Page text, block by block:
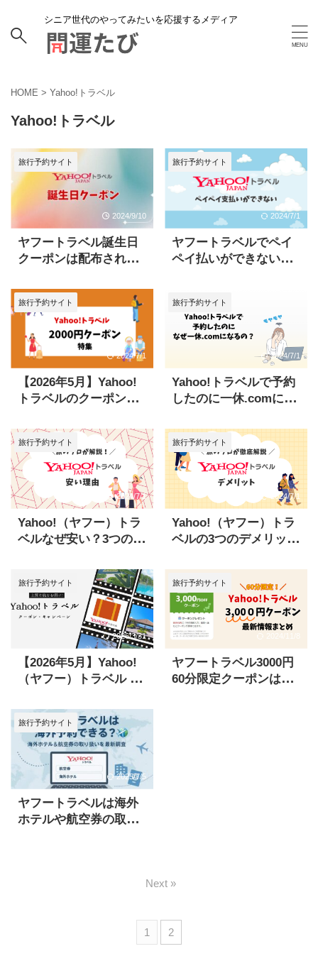
シニア世代のやってみたいを応援するメディア
HOME > Yahoo!トラベル
Yahoo!トラベル
旅行予約サイト
2024/9/10
ヤフートラベル誕生日
クーポンは配布されて
ースデーを楽しむ方法
旅行予約サイト
2024/7/1
ヤフートラベルでペイ
ペイ払いができない時
旅行予約サイト
2024/7/1
【2026年5月】Yahoo!
トラベルのクーポンコ
とめ
旅行予約サイト
2024/7/1
Yahoo!トラベルで予約
したのに一休.comにな
旅行予約サイト
2024/7/1
Yahoo!（ヤフー）トラ
ベルなぜ安い？3つの秘
旅行予約サイト
2024/7/1
Yahoo!（ヤフー）トラ
ベルの3つのデメリッ
価値がある理由
旅行予約サイト
2026/3/31
【2026年5月】Yahoo!
（ヤフー）トラベル ク
ゲット！
旅行予約サイト
2024/11/8
ヤフートラベル3000円
60分限定クーポンはい
旅行予約サイト
2025/7/5
ヤフートラベルは海外
ホテルや航空券の取り
1 2
Next »